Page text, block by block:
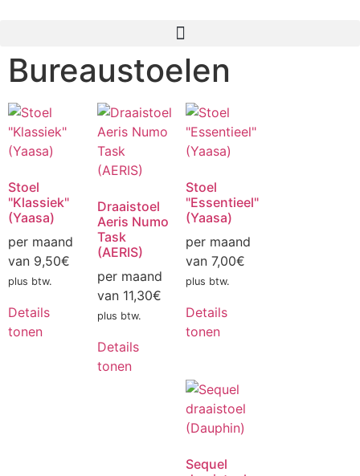
Bureaustoelen
Stoel
"Klassiek"
(Yaasa)
per maand
van 9,50€
plus btw.
Details
tonen
Draaistoel
Aeris Numo
Task
(AERIS)
per maand
van 11,30€
plus btw.
Details
tonen
Stoel
"Essentieel"
(Yaasa)
per maand
van7,00€
plus btw.
Details
tonen
Sequel